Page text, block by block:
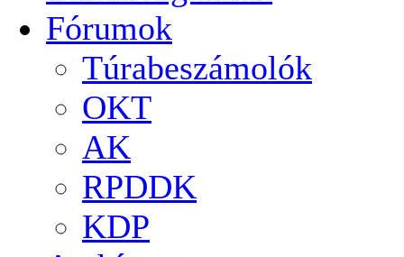
Fórumok
Túrabeszámolók
OKT
AK
RPDDK
KDP